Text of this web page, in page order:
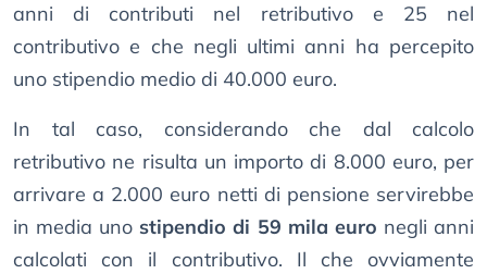
anni di contributi nel retributivo e 25 nel
contributivo e che negli ultimi anni ha percepito
uno stipendio medio di 40.000 euro.
In tal caso, considerando che dal calcolo
retributivo ne risulta un importo di 8.000 euro, per
arrivare a 2.000 euro netti di pensione servirebbe
in media uno stipendio di 59 mila euro negli anni
calcolati con il contributivo. Il che ovviamente